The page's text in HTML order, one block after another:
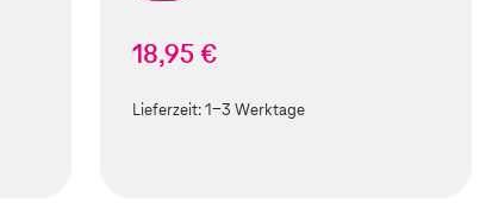
18,95 €
Lieferzeit:1-3 Werktage